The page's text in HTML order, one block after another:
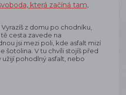
která začíná tam,
z domu po chodníku,
cesta zavede na
jsi mezi poli, kde asfalt mizí
šotolina. V tu chvíli stojíš před
pohodlný asfalt, nebo